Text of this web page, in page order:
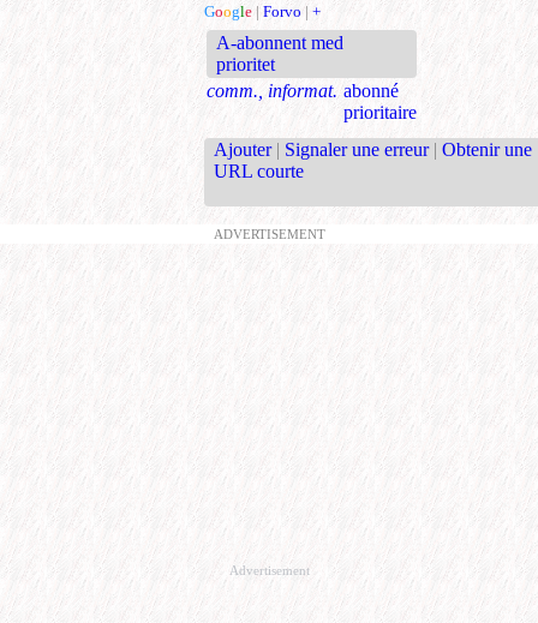
Google | Forvo | +
A-abonnent med
prioritet
comm., informat. abonné
prioritaire
Ajouter | Signaler une erreur | Obtenir une
URL courte
ADVERTISEMENT
Advertisement